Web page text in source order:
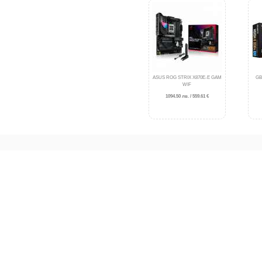
ASUS ROG STRIX X870E-E GAM
WIF
1094.50 лв. / 559.61 €